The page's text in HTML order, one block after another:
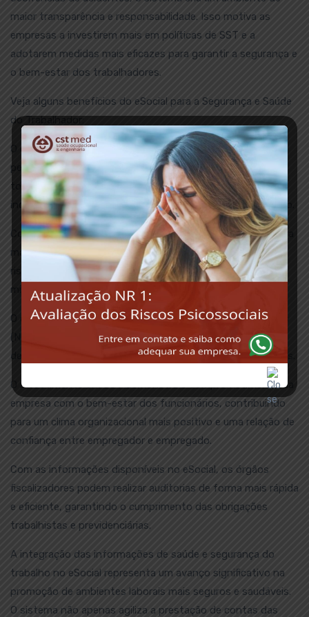
maior transparência e responsabilidade. Isso motiva as
empresas a investirem mais em políticas de SST e a
adotarem medidas mais eficazes para garantir a segurança e
o bem-estar dos trabalhadores.
Veja alguns benefícios do eSocial para a Segurança e Saúde
do Trabalhador:
O envio regular e detalhado de informações sobre SST
permite que as empresas identifiquem áreas de risco e
tomem medidas preventivas, refletindo na redução da
incidência de acidentes e doenças relacionadas ao trabalho.
Com as informações centralizadas e disponíveis de maneira
mais acessível, as empresas podem gerenciar melhor os
riscos ocupacionais, implementando estratégias de
mitigação de forma mais eficaz.
O eSocial está alinhado com as Normas Regulamentadoras
(NRs) relacionadas à SST. Isso facilita o cumprimento
dessas normas pelas empresas, evitando multas e sanções.
O investimento em SST demonstra o comprometimento da
empresa com o bem-estar dos funcionários, contribuindo
para um clima organizacional mais positivo e uma relação de
confiança entre empregador e empregado.
Com as informações disponíveis no eSocial, os órgãos
fiscalizadores podem realizar auditorias de forma mais rápida
e eficiente, garantindo o cumprimento das obrigações
trabalhistas e previdenciárias.
A integração das informações de saúde e segurança do
trabalho no eSocial representa um avanço significativo na
promoção de ambientes laborais mais seguros e saudáveis.
O sistema não apenas agiliza a prestação de contas das